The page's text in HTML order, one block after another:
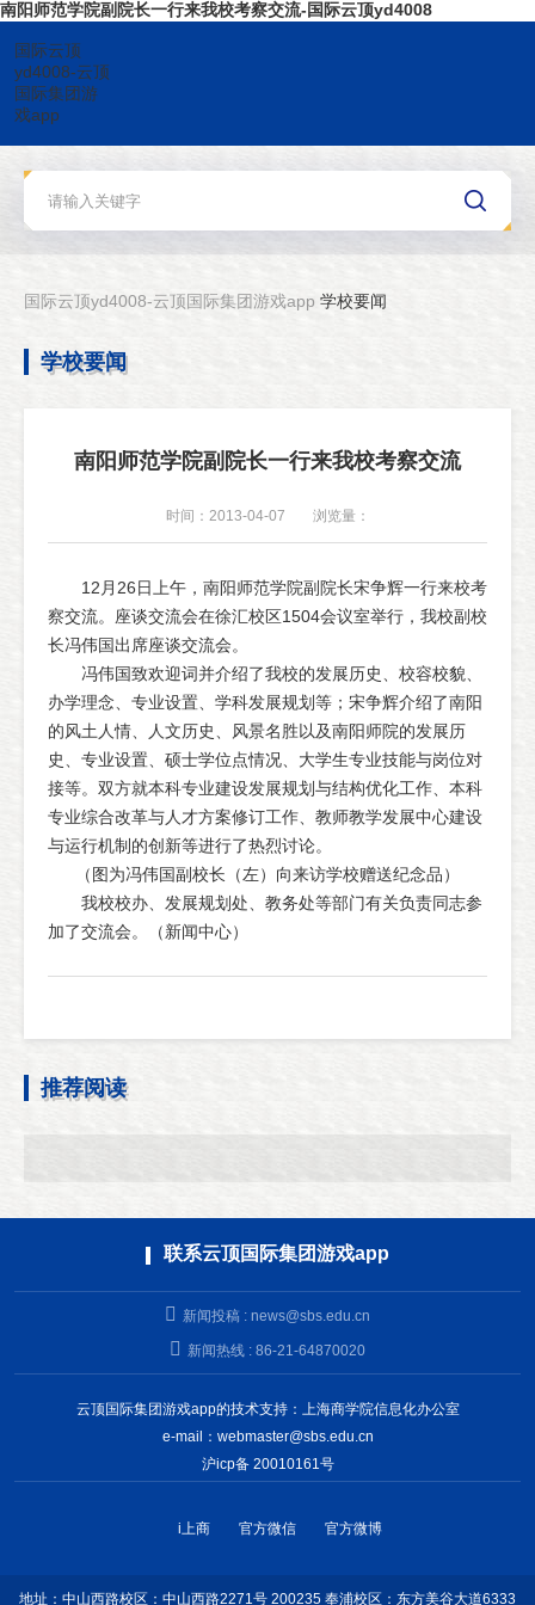
南阳师范学院副院长一行来我校考察交流-国际云顶yd4008
国际云顶
yd4008-云顶
国际集团游
戏app
国际云顶yd4008-云顶国际集团游戏app 学校要闻
学校要闻
南阳师范学院副院长一行来我校考察交流
时间：2013-04-07 浏览量：
12月26日上午，南阳师范学院副院长宋争辉一行来校考
察交流。座谈交流会在徐汇校区1504会议室举行，我校副校
长冯伟国出席座谈交流会。
冯伟国致欢迎词并介绍了我校的发展历史、校容校貌、
办学理念、专业设置、学科发展规划等；宋争辉介绍了南阳
的风土人情、人文历史、风景名胜以及南阳师院的发展历
史、专业设置、硕士学位点情况、大学生专业技能与岗位对
接等。双方就本科专业建设发展规划与结构优化工作、本科
专业综合改革与人才方案修订工作、教师教学发展中心建设
与运行机制的创新等进行了热烈讨论。
（图为冯伟国副校长（左）向来访学校赠送纪念品）
我校校办、发展规划处、教务处等部门有关负责同志参
加了交流会。（新闻中心）
推荐阅读
联系云顶国际集团游戏app
新闻投稿 : news@sbs.edu.cn
新闻热线 : 86-21-64870020
云顶国际集团游戏app的技术支持：上海商学院信息化办公室
e-mail： webmaster@sbs.edu.cn
沪icp备 20010161号
i上商 官方微信 官方微博
地址：中山西路校区：中山西路2271号 200235 奉浦校区：东方美谷大道6333